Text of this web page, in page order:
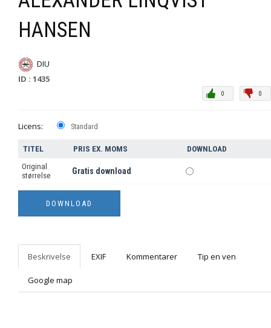
HANSEN
DIU
ID : 1435
0
0
Licens: Standard
TITEL PRIS EX. MOMS
DOWNLOAD
Original
størrelse
Gratis download
Beskrivelse EXIF Kommentarer Tip en ven
Google map